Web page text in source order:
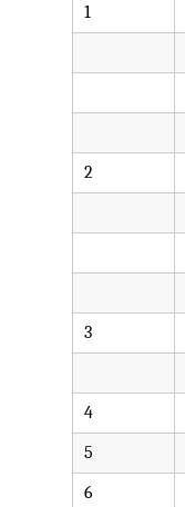
1
2
3
4
5
6